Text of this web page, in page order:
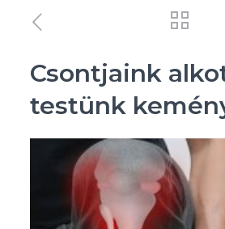
Csontjaink
testünk